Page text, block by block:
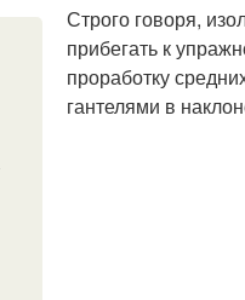
Строго говоря,
прибегать к
проработку
гантелями в